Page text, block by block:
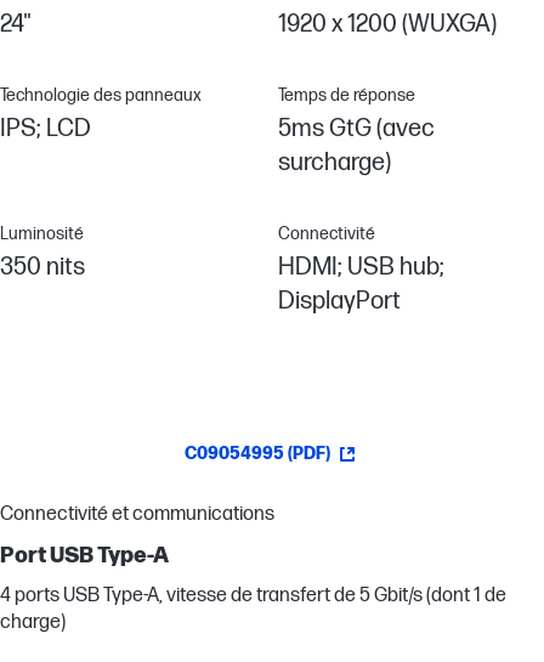
24" 1920 x 1200 (WUXGA)
Technologie des panneaux
IPS; LCD
Temps de réponse
5ms GtG (avec
surcharge)
Luminosité
350 nits
Connectivité
HDMI; USB hub;
DisplayPort
C09054995 (PDF)
Connectivité et communications
Port USB Type-A
4 ports USB Type-A, vitesse de transfert de 5 Gbit/s (dont 1 de
charge)